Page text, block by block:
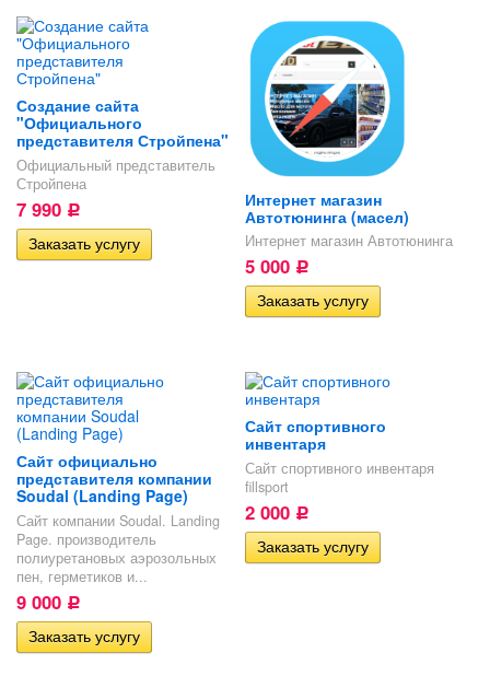
Создание сайта
"Официального
представителя Стройпена"
Официальный представитель
Стройпена
7 990 Р
Интернет магазин
Автотюнинга (масел)
Интернет магазин Автотюнинга
5 000 Р
Сайт официально
представителя компании
Soudal (Landing Page)
Сайт компании Soudal. Landing
Page. производитель
полиуретановых аэрозольных
пен, герметиков и...
9 000 Р
Сайт спортивного
инвентаря
Сайт спортивного инвентаря
fillsport
2 000 Р